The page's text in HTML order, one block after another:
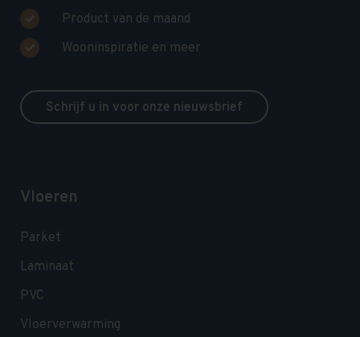
Product van de maand
Wooninspiratie en meer
Schrijf u in voor onze nieuwsbrief
Vloeren
Parket
Laminaat
PVC
Vloerverwarming